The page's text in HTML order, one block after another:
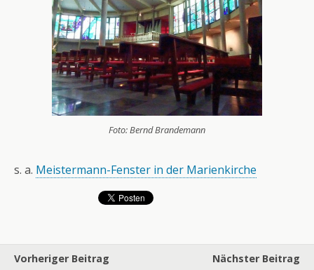
Foto: Bernd Brandemann
s. a. Meistermann-Fenster in der Marienkirche
Vorheriger Beitrag
Nächster Beitrag